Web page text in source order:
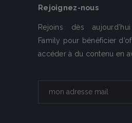
Rejoignez-nous
Rejoins dès
Family pour bénéficier
accéder à du contenu en